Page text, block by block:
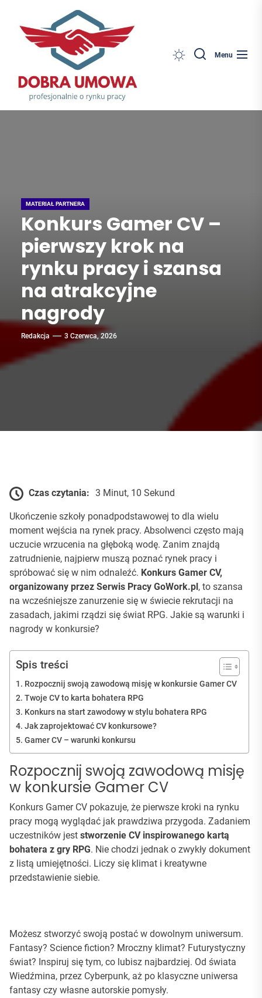
SearchMenu
MATERIAŁ PARTNERA
Konkurs Gamer CV –
pierwszy krok na
rynku pracy i szansa
na atrakcyjne
nagrody
Redakcja 3 Czerwca, 2026
Czas czytania: 3 Minut, 10 Sekund
Ukończenie szkoły ponadpodstawowej to dla wielu
moment wejścia na rynek pracy. Absolwenci często mają
uczucie wrzucenia na głęboką wodę. Zanim znajdą
zatrudnienie, najpierw muszą poznać rynek pracy i
spróbować się w nim odnaleźć. Konkurs Gamer CV,
organizowany przez Serwis Pracy GoWork.pl, to szansa
na wcześniejsze zanurzenie się w świecie rekrutacji na
zasadach, jakimi rządzi się świat RPG. Jakie są warunki i
nagrody w konkursie?
Spis treści
Rozpocznij swoją zawodową misję w konkursie Gamer CV
Twoje CV to karta bohatera RPG
Konkurs na start zawodowy w stylu bohatera RPG
Jak zaprojektować CV konkursowe?
Gamer CV – warunki konkursu
Rozpocznij swoją zawodową misję
w konkursie Gamer CV
Konkurs Gamer CV pokazuje, że pierwsze kroki na rynku
pracy mogą wyglądać jak prawdziwa przygoda. Zadaniem
uczestników jest stworzenie CV inspirowanego kartą
bohatera z gry RPG. Nie chodzi jednak o zwykły dokument
z listą umiejętności. Liczy się klimat i kreatywne
przedstawienie siebie.
Możesz stworzyć swoją postać w dowolnym uniwersum.
Fantasy? Science fiction? Mroczny klimat? Futurystyczny
świat? Inspiruj się tym, co lubisz najbardziej. Od świata
Wiedźmina, przez Cyberpunk, aż po klasyczne uniwersa
fantasy czy własne autorskie pomysły.